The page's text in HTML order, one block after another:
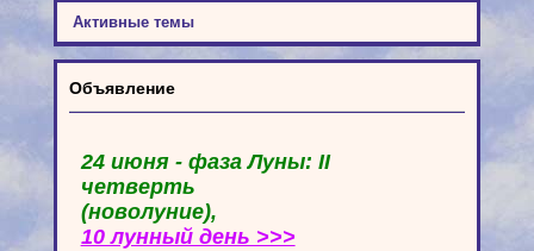
Активные темы
Объявление
24 июня - фаза Луны: II
четверть
(новолуние),
10 лунный день >>>